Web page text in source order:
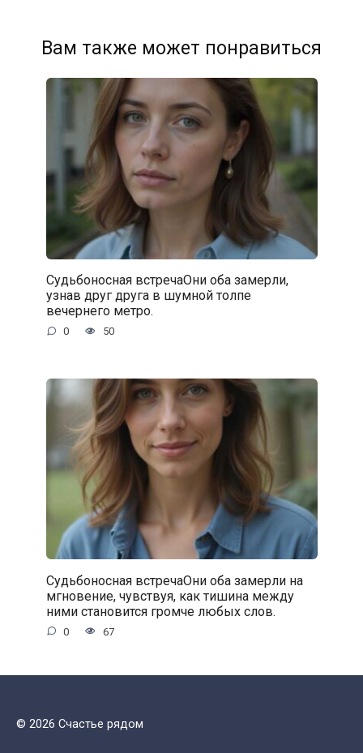
Вам также может понравиться
Судьбоносная встречаОни оба замерли,
узнав друг друга в шумной толпе
вечернего метро.
0 50
Судьбоносная встречаОни оба замерли на
мгновение, чувствуя, как тишина между
ними становится громче любых слов.
0 67
© 2026 Счастье рядом